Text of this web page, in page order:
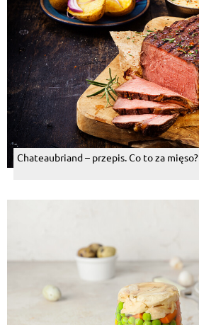
Chateaubriand – przepis. Co to za mięso?